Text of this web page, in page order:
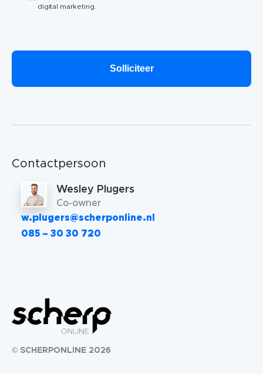
digital marketing.
Contactpersoon
Wesley Plugers
Co-owner
w.plugers@scherponline.nl
085 – 30 30 720
© SCHERPONLINE 2026